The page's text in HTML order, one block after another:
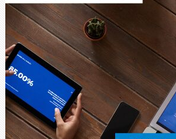
Avia 2は、2種類の
× 80°のノーマルモ
ードを切り替えて
ることなく、単一
うにします。遠距